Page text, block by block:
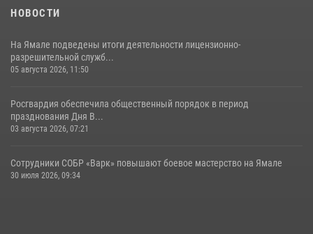
НОВОСТИ
На Ямале подведены итоги деятельности лицензионно-
разрешительной служб...
05 августа 2026, 11:50
Росгвардия обеспечила общественный порядок в период
празднования Дня В...
03 августа 2026, 07:21
Сотрудники СОБР «Варк» повышают боевое мастерство на Ямале
30 июля 2026, 09:34